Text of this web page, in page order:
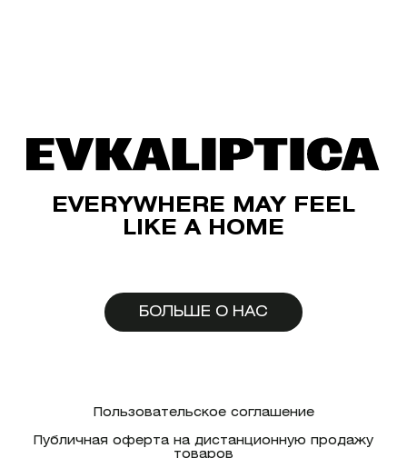
EVERYWHERE MAY FEEL
LIKE A HOME
БОЛЬШЕ О НАС
Пользовательское соглашение
Публичная оферта на дистанционную продажу
товаров